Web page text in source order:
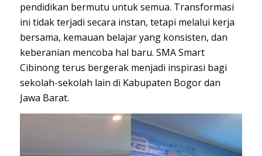
pendidikan bermutu untuk semua. Transformasi
ini tidak terjadi secara instan, tetapi melalui kerja
bersama, kemauan belajar yang konsisten, dan
keberanian mencoba hal baru. SMA Smart
Cibinong terus bergerak menjadi inspirasi bagi
sekolah-sekolah lain di Kabupaten Bogor dan
Jawa Barat.